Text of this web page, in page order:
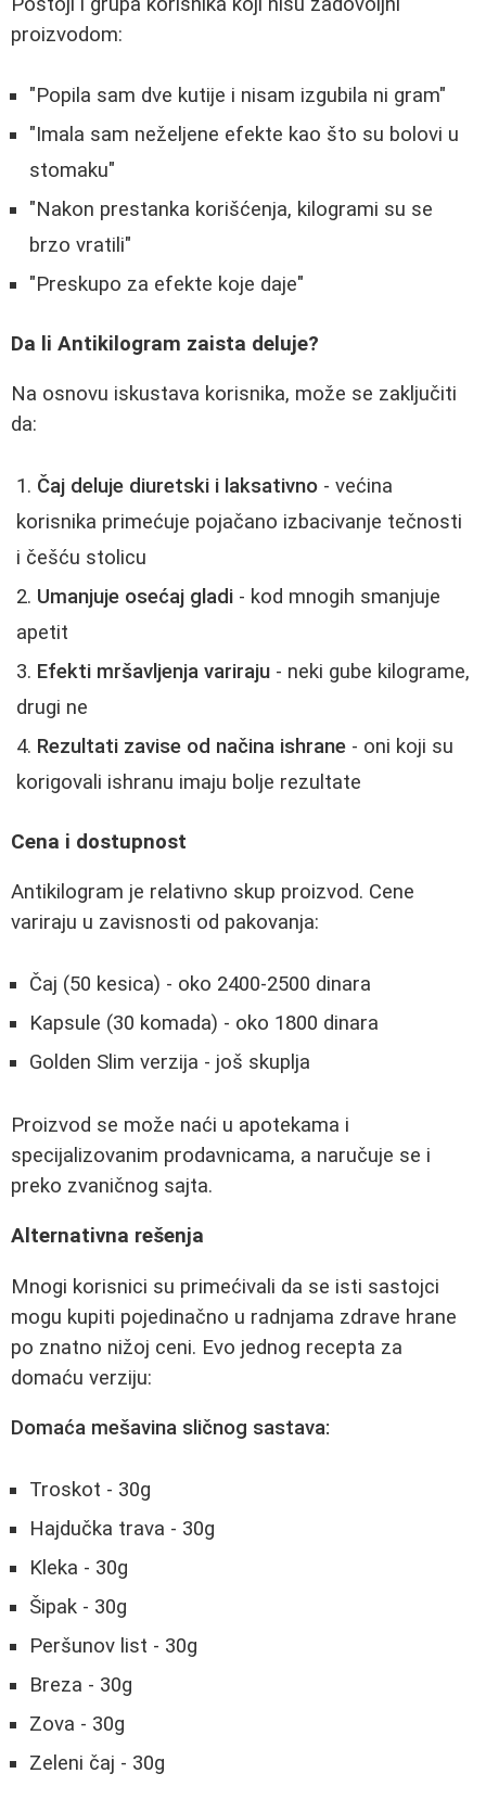
proizvodom:
"Popila sam dve kutije i nisam izgubila ni gram"
"Imala sam neželjene efekte kao što su bolovi u
stomaku"
"Nakon prestanka korišćenja, kilogrami su se
brzo vratili"
"Preskupo za efekte koje daje"
Da li Antikilogram zaista deluje?
Na osnovu iskustava korisnika, može se zaključiti
da:
Čaj deluje diuretski i laksativno - većina
korisnika primećuje pojačano izbacivanje tečnosti
i češću stolicu
Umanjuje osećaj gladi - kod mnogih smanjuje
apetit
Efekti mršavljenja variraju - neki gube kilograme,
drugi ne
Rezultati zavise od načina ishrane - oni koji su
korigovali ishranu imaju bolje rezultate
Cena i dostupnost
Antikilogram je relativno skup proizvod. Cene
variraju u zavisnosti od pakovanja:
Čaj (50 kesica) - oko 2400-2500 dinara
Kapsule (30 komada) - oko 1800 dinara
Golden Slim verzija - još skuplja
Proizvod se može naći u apotekama i
specijalizovanim prodavnicama, a naručuje se i
preko zvaničnog sajta.
Alternativna rešenja
Mnogi korisnici su primećivali da se isti sastojci
mogu kupiti pojedinačno u radnjama zdrave hrane
po znatno nižoj ceni. Evo jednog recepta za
domaću verziju:
Domaća mešavina sličnog sastava:
Troskot - 30g
Hajdučka trava - 30g
Kleka - 30g
Šipak - 30g
Peršunov list - 30g
Breza - 30g
Zova - 30g
Zeleni čaj - 30g